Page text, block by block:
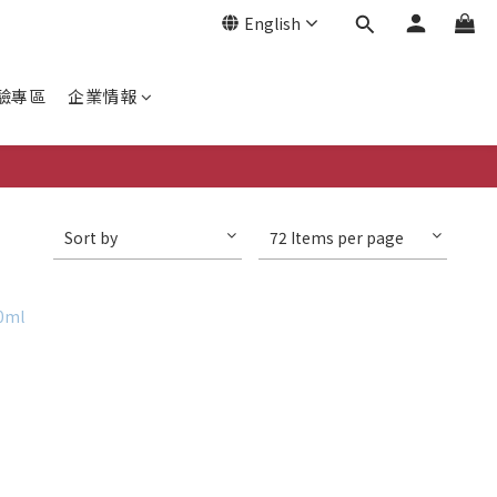
English
專區 企業情報
Sort by 72 Items per page